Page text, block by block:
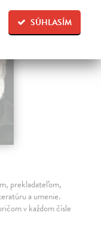
SÚHLASÍM
prekladateľom,
a umenie.
v každom čísle